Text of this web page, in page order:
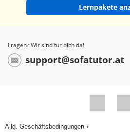
das schaue ich jetzt wieder,
- 2 = -1, 4 - 1 = 3. AD = (-3, -1,
Lernpakete
Fragen? Wir sind für dich da!
support@sofatutor.at
Allg. Geschäftsbedingungen ›